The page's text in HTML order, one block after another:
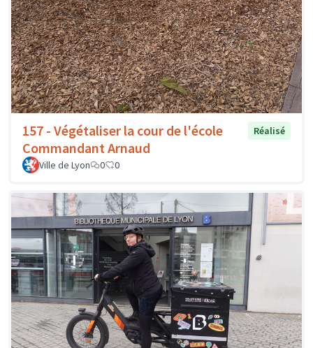
157 - Végétaliser la cour de l'école
Commandant Arnaud
Réalisé
Ville de Lyon 0 0